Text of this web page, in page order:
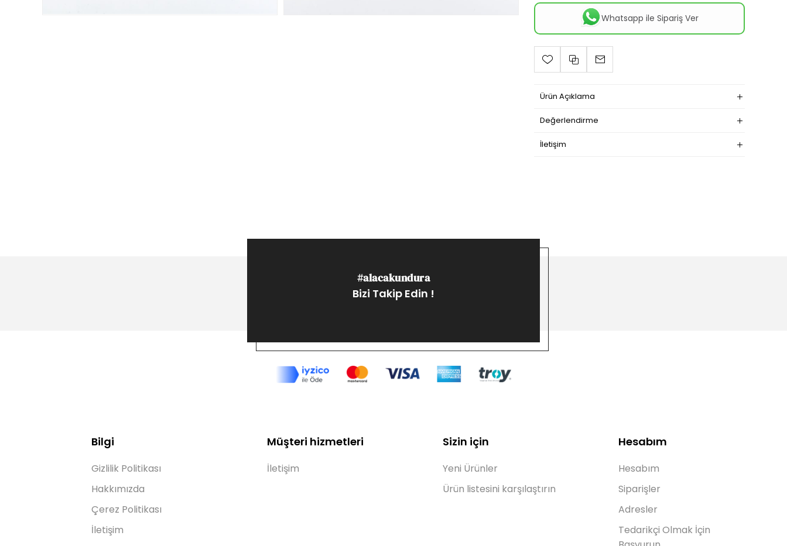
Whatsapp ile Sipariş Ver
Ürün Açıklama
Değerlendirme
İletişim
#alacakundura
Bizi Takip Edin !
Bilgi
Gizlilik Politikası
Hakkımızda
Çerez Politikası
İletişim
Müşteri hizmetleri
İletişim
Sizin için
Yeni Ürünler
Ürün listesini karşılaştırın
Hesabım
Hesabım
Siparişler
Adresler
Tedarikçi Olmak İçin